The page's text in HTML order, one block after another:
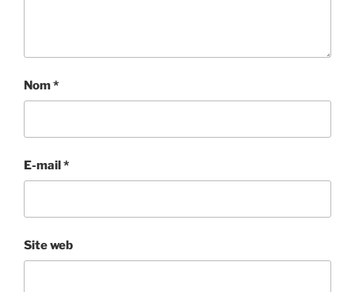
Nom*
E-mail*
Site web